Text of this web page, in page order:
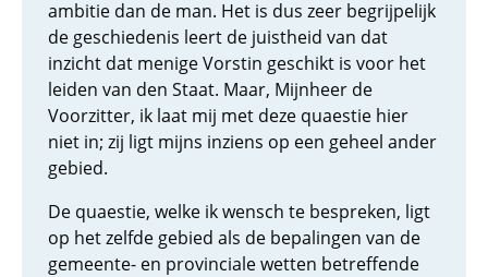
ambitie dan de man. Het is dus zeer begrijpelijk
de geschiedenis leert de juistheid van dat
inzicht dat menige Vorstin geschikt is voor het
leiden van den Staat. Maar, Mijnheer de
Voorzitter, ik laat mij met deze quaestie hier
niet in; zij ligt mijns inziens op een geheel ander
gebied.
De quaestie, welke ik wensch te bespreken, ligt
op het zelfde gebied als de bepalingen van de
gemeente- en provinciale wetten betreffende